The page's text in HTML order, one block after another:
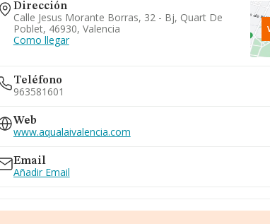
Dirección
Calle Jesus Morante Borras, 32 - Bj, Quart De
Poblet, 46930, Valencia
Como llegar
Teléfono
963581601
Web
www.aqualaivalencia.com
Email
Añadir Email